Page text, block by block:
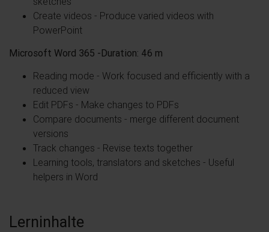
Create videos - Produce varied videos with
PowerPoint
Microsoft Word 365 -Duration: 46 m
Reading mode - Work focused and efficiently with a
reduced view
Edit PDFs - Make changes to PDFs
Compare documents - merge different document
versions
Track changes - Revise texts together
Learning tools, translators and sketches - Useful
helpers in Word
Lerninhalte